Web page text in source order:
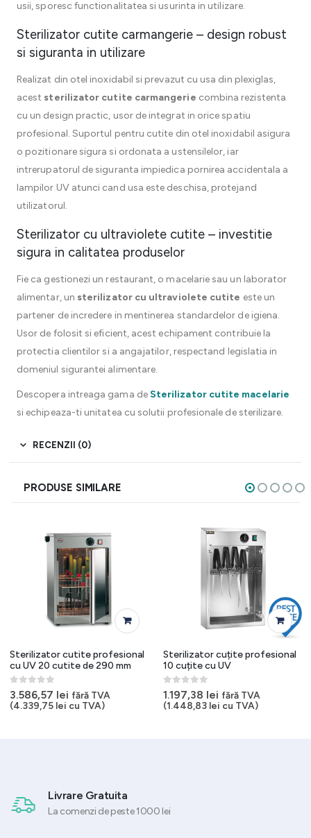
usii, sporesc functionalitatea si usurinta in utilizare.
Sterilizator cutite carmangerie – design robust
si siguranta in utilizare
Realizat din otel inoxidabil si prevazut cu usa din plexiglas,
acest sterilizator cutite carmangerie combina rezistenta
cu un design practic, usor de integrat in orice spatiu
profesional. Suportul pentru cutite din otel inoxidabil asigura
o pozitionare sigura si ordonata a ustensilelor, iar
intrerupatorul de siguranta impiedica pornirea accidentala a
lampilor UV atunci cand usa este deschisa, protejand
utilizatorul.
Sterilizator cu ultraviolete cutite – investitie
sigura in calitatea produselor
Fie ca gestionezi un restaurant, o macelarie sau un laborator
alimentar, un sterilizator cu ultraviolete cutite este un
partener de incredere in mentinerea standardelor de igiena.
Usor de folosit si eficient, acest echipament contribuie la
protectia clientilor si a angajatilor, respectand legislatia in
domeniul sigurantei alimentare.
Descopera intreaga gama de Sterilizator cutite macelarie
si echipeaza-ti unitatea cu solutii profesionale de sterilizare.
RECENZII (0)
PRODUSE SIMILARE
Sterilizator cutite profesional
cu UV 20 cutite de 290 mm
0out of 5
3.586,57 lei fără TVA
(4.339,75 lei cu TVA)
Sterilizator cuțite profesional
10 cuțite cu UV
0 out of 5
1.197,38 lei fără TVA
(1.448,83 lei cu TVA)
Livrare Gratuita
La comenzi de peste 1000 lei